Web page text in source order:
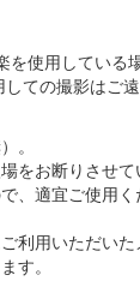
使用している
ての撮影はご遠
。
をお断りさせて
、適宜ご使用く
利用いただい
す。